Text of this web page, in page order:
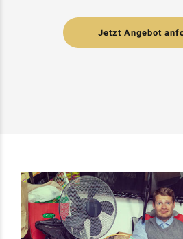
Jetzt Angebot